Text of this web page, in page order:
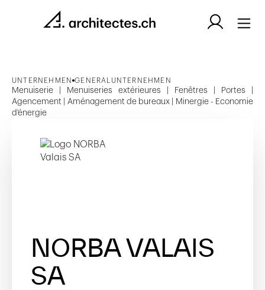
UNTERNEHMEN GENERALUNTERNEHMEN
Menuiserie | Menuiseries extérieures | Fenêtres | Portes |
Agencement | Aménagement de bureaux | Minergie - Economie
d'énergie
NORBA VALAIS
SA